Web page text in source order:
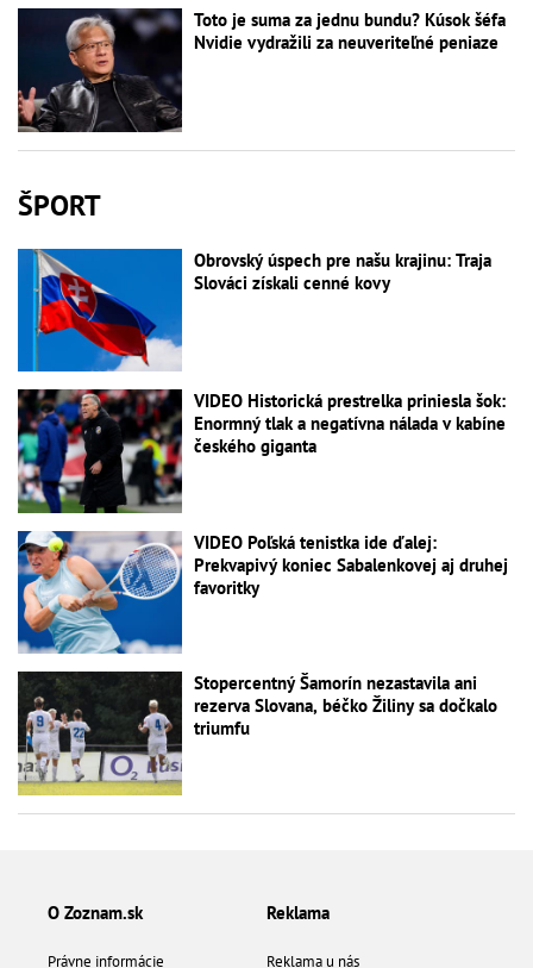
Toto je suma za jednu bundu? Kúsok šéfa
Nvidie vydražili za neuveriteľné peniaze
ŠPORT
Obrovský úspech pre našu krajinu: Traja
Slováci získali cenné kovy
VIDEO Historická prestrelka priniesla šok:
Enormný tlak a negatívna nálada v kabíne
českého giganta
VIDEO Poľská tenistka ide ďalej:
Prekvapivý koniec Sabalenkovej aj druhej
favoritky
Stopercentný Šamorín nezastavila ani
rezerva Slovana, béčko Žiliny sa dočkalo
triumfu
O Zoznam.sk
Právne informácie
Reklama
Reklama u nás